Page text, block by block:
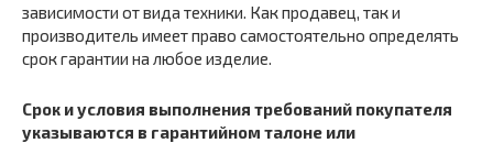
зависимости от вида техники. Как продавец, так и
производитель имеет право самостоятельно определять
срок гарантии на любое изделие.
Срок и условия выполнения требований покупателя
указываются в гарантийном талоне или